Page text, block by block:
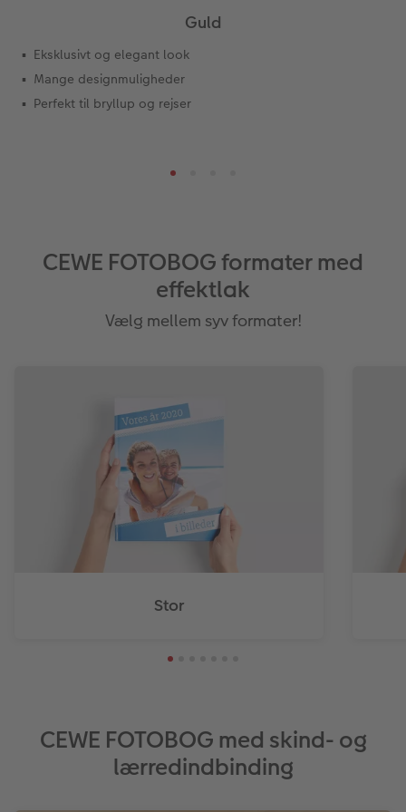
Velkomstskilt
Talcollage
Inspiration til bryllup
Guld
Eksklusivt og elegant look
Mange designmuligheder
Perfekt til bryllup og rejser
CEWE FOTOBOG formater med
effektlak
Vælg mellem syv formater!
Stor
CEWE FOTOBOG med skind- og
lærredindbinding